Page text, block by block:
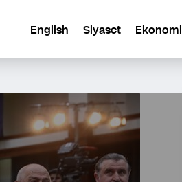
English Siyaset Ekonomi